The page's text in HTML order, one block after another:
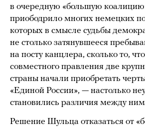
в очередную «большую
приободрило многих немецких
которых в смысле судьбы
не столько затянувшееся
на посту канцлера, сколько то,
совместного правления две
страны начали приобретать
«Единой России», — настолько
становились различия между
Решение Шульца отказаться от